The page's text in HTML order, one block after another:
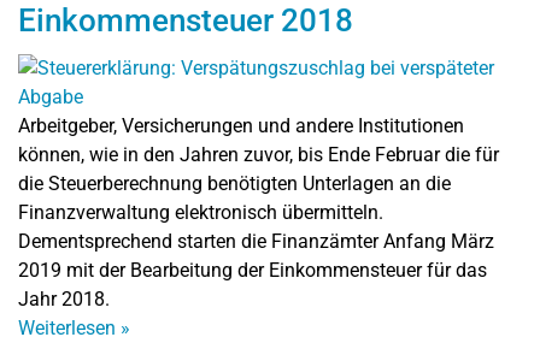
Einkommensteuer 2018
Arbeitgeber, Versicherungen und andere Institutionen
können, wie in den Jahren zuvor, bis Ende Februar die für
die Steuerberechnung benötigten Unterlagen an die
Finanzverwaltung elektronisch übermitteln.
Dementsprechend starten die Finanzämter Anfang März
2019 mit der Bearbeitung der Einkommensteuer für das
Jahr 2018.
Weiterlesen »